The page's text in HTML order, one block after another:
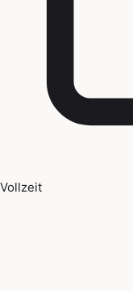
Vollzeit